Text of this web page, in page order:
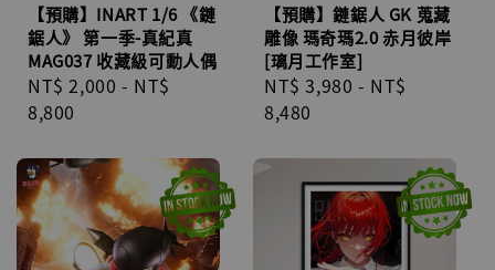
【預購】INART 1/6 《鏈
鋸人》 第一季-真紀真
MAG037 收藏級可動人偶
Regular
price
NT$ 2,000 - NT$
8,800
【預購】鏈鋸人 GK 蒐藏
雕像 瑪奇瑪2.0 赤月彼岸
[璃月工作室]
Regular
price
NT$ 3,980 - NT$
8,480